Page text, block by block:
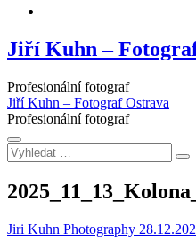
Jiří Kuhn –
Profesionální fotograf
Jiří Kuhn – Fotograf Ostrava
Profesionální fotograf
Vyhledat
…
Jiri Kuhn Photography